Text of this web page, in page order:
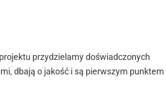
przydzielamy doświadczonych
dbają o jakość i są pierwszym punktem